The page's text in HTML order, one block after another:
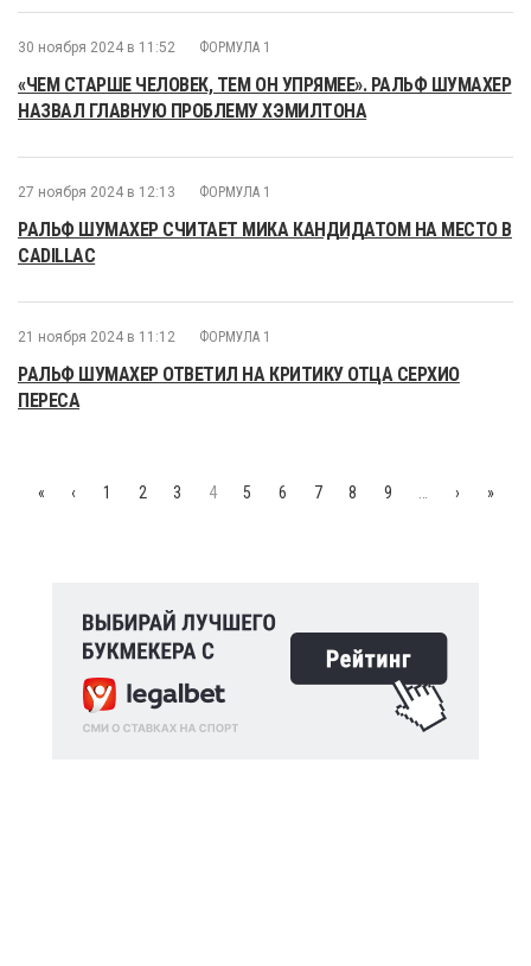
30 ноября 2024 в 11:52 ФОРМУЛА 1
«ЧЕМ СТАРШЕ ЧЕЛОВЕК, ТЕМ ОН УПРЯМЕЕ». РАЛЬФ ШУМАХЕР
НАЗВАЛ ГЛАВНУЮ ПРОБЛЕМУ ХЭМИЛТОНА
27 ноября 2024 в 12:13 ФОРМУЛА 1
РАЛЬФ ШУМАХЕР СЧИТАЕТ МИКА КАНДИДАТОМ НА МЕСТО В
CADILLAC
21 ноября 2024 в 11:12 ФОРМУЛА 1
РАЛЬФ ШУМАХЕР ОТВЕТИЛ НА КРИТИКУ ОТЦА СЕРХИО
ПЕРЕСА
« ‹ 1 2 3 4 5 6 7 8 9 › »